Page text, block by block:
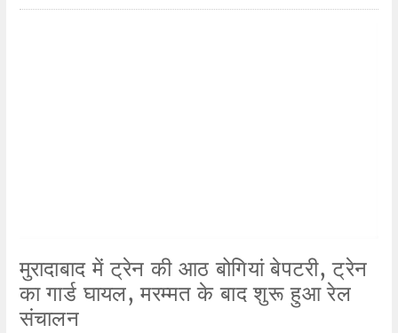
मुरादाबाद में ट्रेन की आठ बोगियां बेपटरी, ट्रेन
का गार्ड घायल, मरम्मत के बाद शुरू हुआ रेल
संचालन